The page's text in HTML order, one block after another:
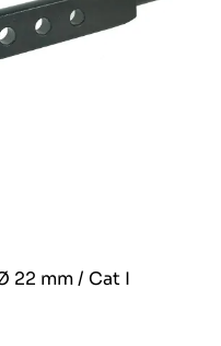
22 mm / Cat I